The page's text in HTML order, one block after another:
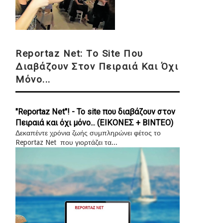
Reportaz Net: Το Site Που
Διαβάζουν Στον Πειραιά Και Όχι
Μόνο...
"Reportaz Net"! - Το site που διαβάζουν στον
Πειραιά και όχι μόνο... (ΕΙΚΟΝΕΣ + ΒΙΝΤΕΟ)
Δεκαπέντε χρόνια ζωής συμπληρώνει φέτος το
Reportaz Net που γιορτάζει τα...